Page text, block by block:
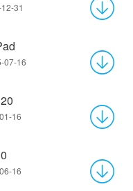
31
07-16
16
16